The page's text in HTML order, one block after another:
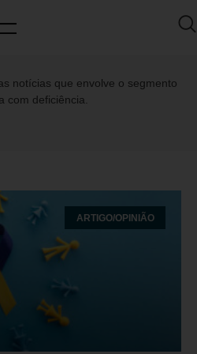
notícias que envolve o segmento
com deficiência.
ARTIGO/OPINIÃO